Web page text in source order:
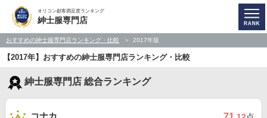
オリコン顧客満足度ランキング
紳士服専門店
おすすめの紳士服専門店ランキング・比較 2017年版
【2017年】おすすめの紳士服専門店ランキング・比較
紳士服専門店 総合ランキング